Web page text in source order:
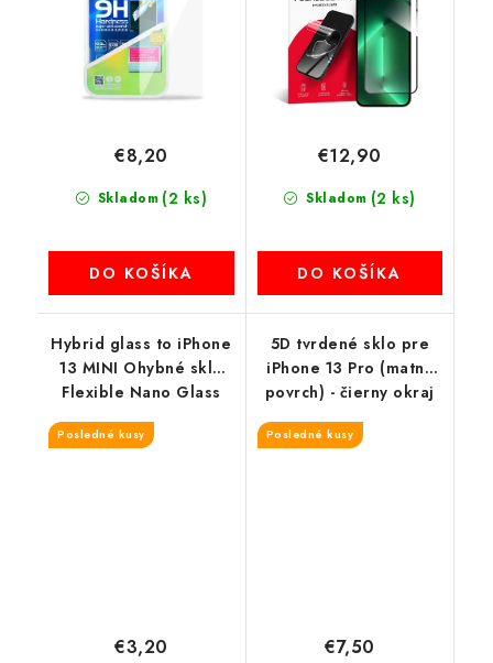
Skladom (2 ks)
€8,20
DO KOŠÍKA
Skladom (2 ks)
€12,90
DO KOŠÍKA
Hybrid glass to iPhone
13 MINI Ohybné sklo
Flexible Nano Glass
Posledné kusy
€3,20
5D tvrdené sklo pre
iPhone 13 Pro (matný
povrch) - čierny okraj
Posledné kusy
€7,50